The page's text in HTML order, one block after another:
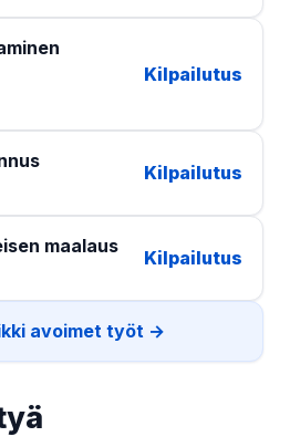
Kilpailutus
Kilpailutus
maalaus
Kilpailutus
avoimet työt →